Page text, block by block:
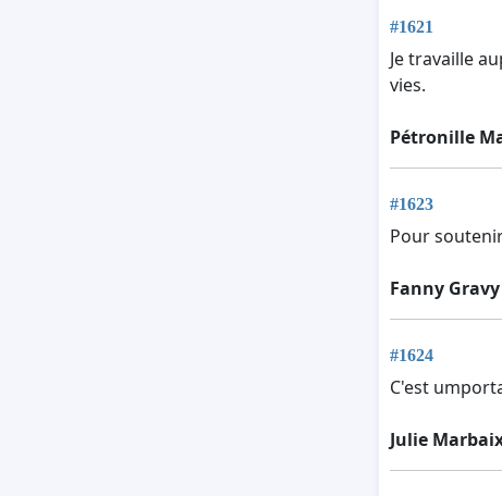
#1621
Je travaille
vies.
Pétronille
#1623
Pour
Fanny Gravy
#1624
C'est
Julie